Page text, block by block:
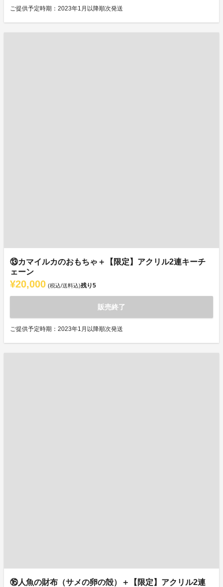
ご提供予定時期：2023年1月以降順次発送
⑬カマイルカのおもちゃ＋【限定】アクリル2連キーチ
ェーン
¥20,000 (税込/送料込)残り5
販売終了
ご提供予定時期：2023年1月以降順次発送
⑯人魚の財布（サメの卵の殻）＋【限定】アクリル2連